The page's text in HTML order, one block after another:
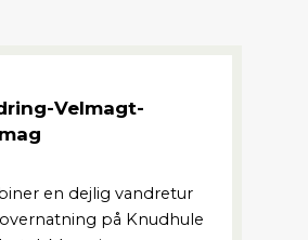
Velmagt-
en dejlig vandretur
på Knudhule